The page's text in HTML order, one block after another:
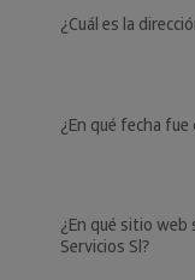
¿Cuál es la
¿En qué fecha fue
¿En qué sitio web
Servicios Sl?